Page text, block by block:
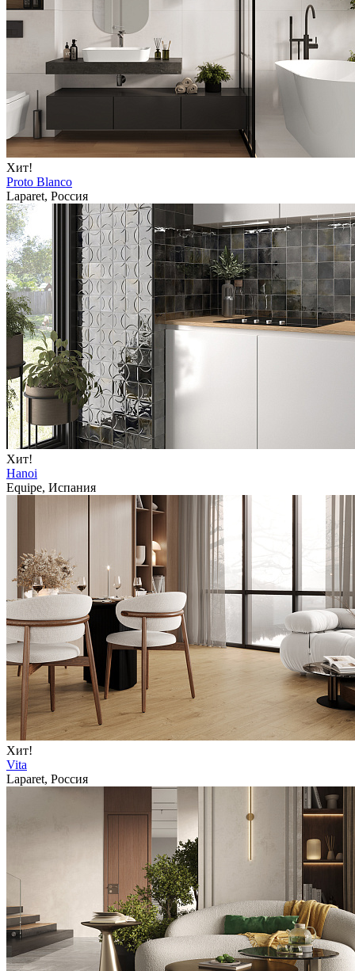
Хит!
Proto Blanco
Laparet, Россия
Хит!
Hanoi
Equipe, Испания
Хит!
Vita
Laparet, Россия